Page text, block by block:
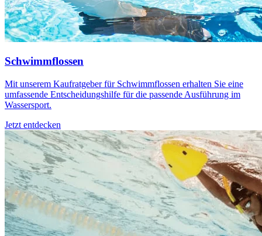
Schwimmflossen
Mit unserem Kaufratgeber für Schwimmflossen erhalten Sie eine
umfassende Entscheidungshilfe für die passende Ausführung im
Wassersport.
Jetzt entdecken